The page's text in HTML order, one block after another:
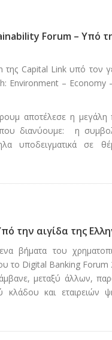
Forum – Υπό
Capital Link υπό τον
– Economy –
αποτέλεσε η μεγάλη
που διανύουμε: η
υποδειγματικά σε
την αιγίδα της
βήματα του
το Digital Banking Forum
μεταξύ άλλων,
κλάδου και εταιρειών